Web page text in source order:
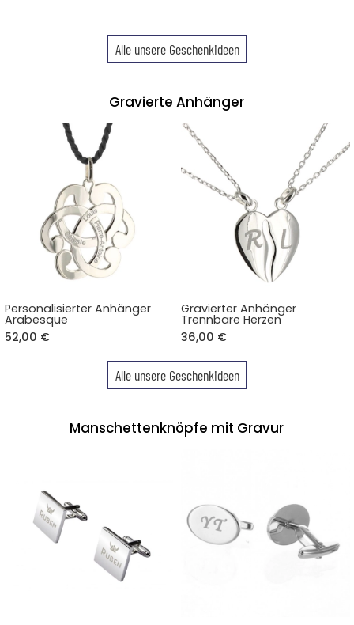
Alle unsere Geschenkideen
Gravierte Anhänger
Personalisierter Anhänger
Arabesque
52,00 €
Gravierter Anhänger
Trennbare Herzen
36,00 €
Alle unsere Geschenkideen
Manschettenknöpfe mit Gravur